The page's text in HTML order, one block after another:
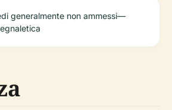
generalmente non ammessi—